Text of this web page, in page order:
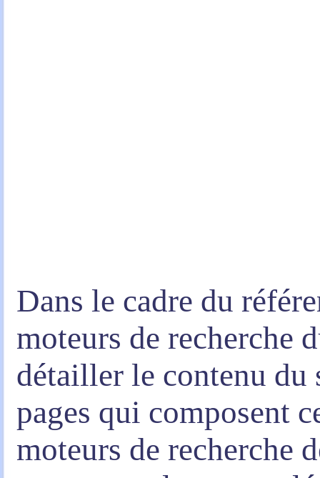
Dans le cadre du
moteurs de recherche
détailler le contenu du
pages qui composent
moteurs de recherche